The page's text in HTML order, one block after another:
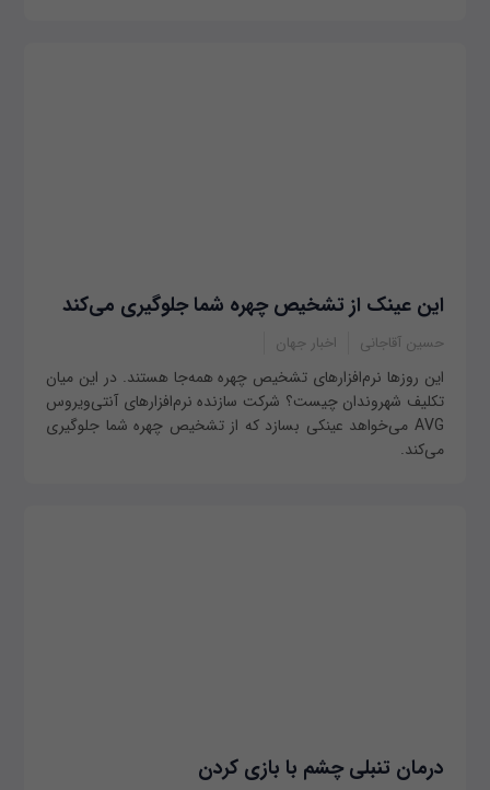
این عینک از تشخیص چهره شما جلوگیری می‌کند
حسین آقاجانی اخبار جهان
این روزها نرم‌افزارهای تشخیص چهره همه‌جا هستند. در این میان
تکلیف شهروندان چیست؟ شرکت سازنده نرم‌افزارهای آنتی‌ویروس
AVG می‌خواهد عینکی بسازد که از تشخیص چهره شما جلوگیری
می‌کند.
درمان تنبلی چشم با بازی کردن